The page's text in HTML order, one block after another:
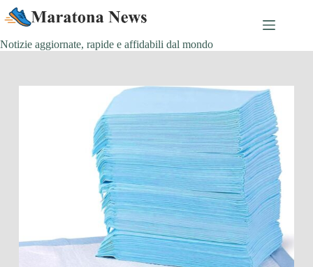
Salta
al
contenuto
Notizie aggiornate, rapide e affidabili dal mondo